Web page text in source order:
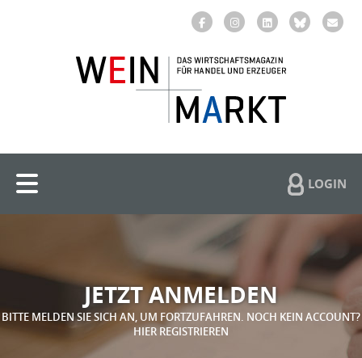
LOGIN
JETZT ANMELDEN
BITTE MELDEN SIE SICH AN, UM FORTZUFAHREN. NOCH KEIN ACCOUNT?
HIER REGISTRIEREN